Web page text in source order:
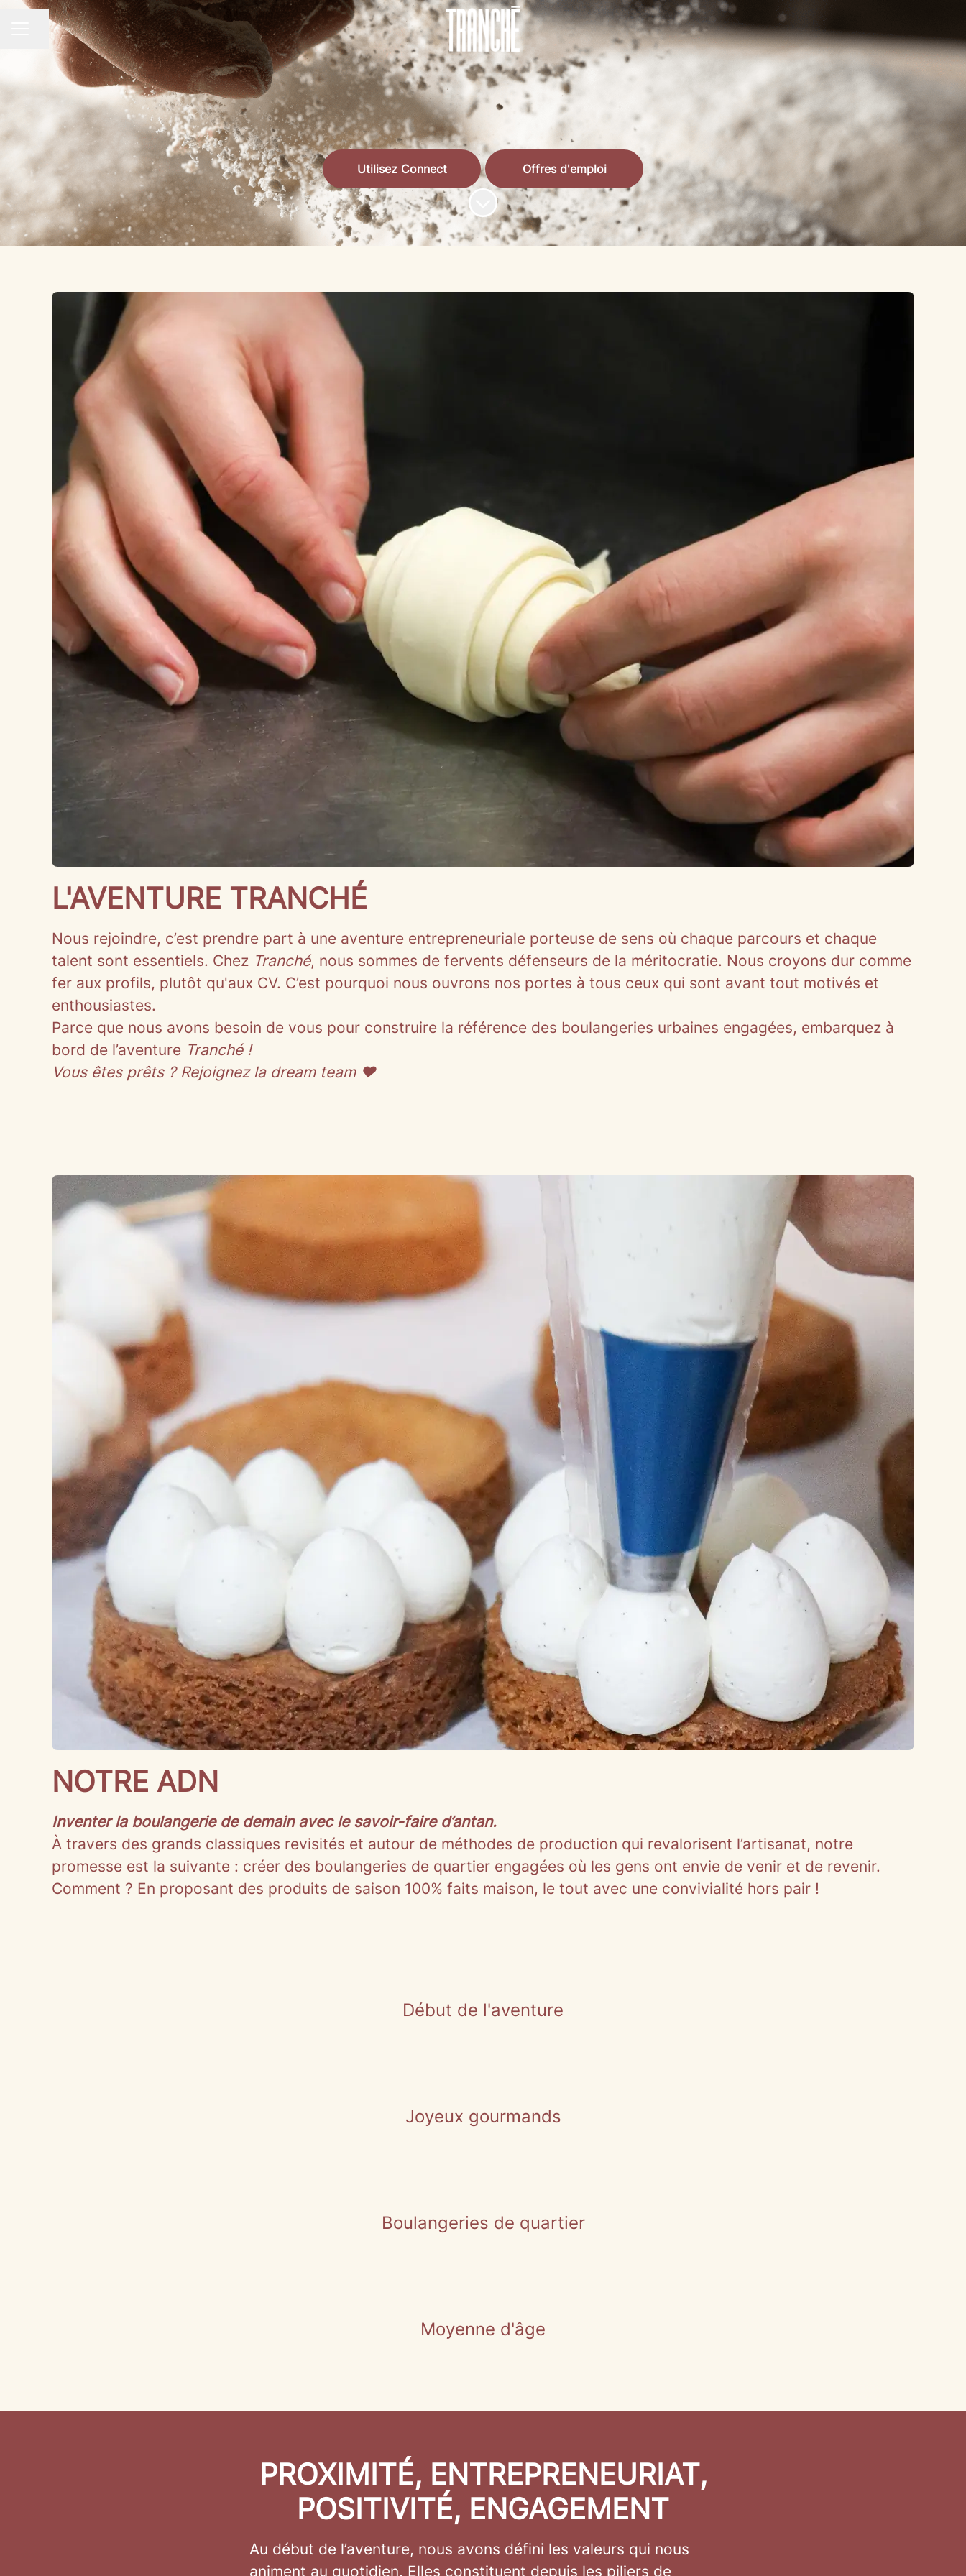
MENU CARRIÈRE
Partager la page
Utilisez Connect
Offres d'emploi
Faire défiler jusqu'au contenu
L'AVENTURE TRANCHÉ
Nous rejoindre, c’est prendre part à une aventure entrepreneuriale porteuse de sens où chaque parcours et chaque
talent sont essentiels. Chez Tranché, nous sommes de fervents défenseurs de la méritocratie. Nous croyons dur comme
fer aux profils, plutôt qu'aux CV. C’est pourquoi nous ouvrons nos portes à tous ceux qui sont avant tout motivés et
enthousiastes.
Parce que nous avons besoin de vous pour construire la référence des boulangeries urbaines engagées, embarquez à
bord de l’aventure Tranché !
Vous êtes prêts ? Rejoignez la dream team ❤️
NOTRE ADN
Inventer la boulangerie de demain avec le savoir-faire d’antan.
À travers des grands classiques revisités et autour de méthodes de production qui revalorisent l’artisanat, notre
promesse est la suivante : créer des boulangeries de quartier engagées où les gens ont envie de venir et de revenir.
Comment ? En proposant des produits de saison 100% faits maison, le tout avec une convivialité hors pair !
Début de l'aventure
Joyeux gourmands
Boulangeries de quartier
Moyenne d'âge
PROXIMITÉ, ENTREPRENEURIAT,
POSITIVITÉ, ENGAGEMENT
Au début de l’aventure, nous avons défini les valeurs qui nous
animent au quotidien. Elles constituent depuis les piliers de